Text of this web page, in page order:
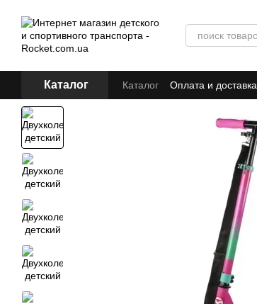
Каталог Каталог Оплата и доставка